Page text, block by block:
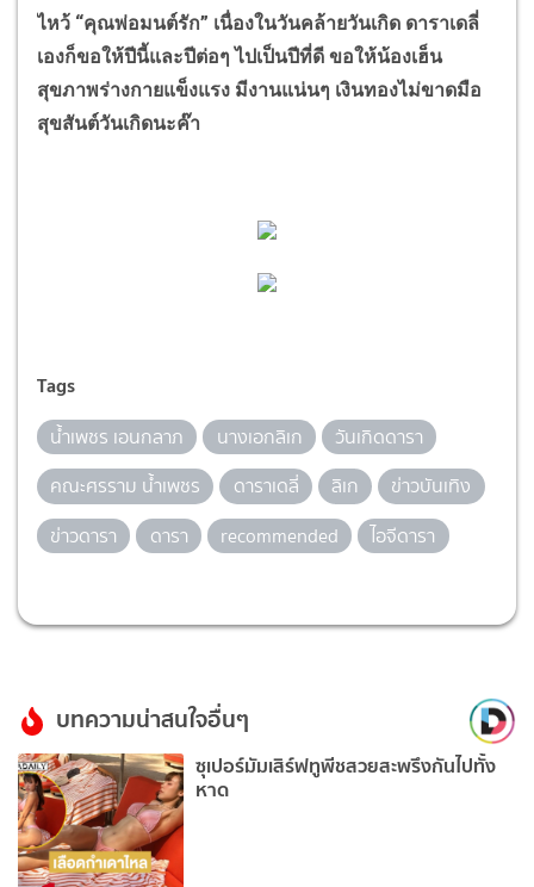
ไหว้ “คุณพ่อมนต์รัก” เนื่องในวันคล้ายวันเกิด ดาราเดลี่
เองก็ขอให้ปีนี้และปีต่อๆ ไปเป็นปีที่ดี ขอให้น้องเฮ็น
สุขภาพร่างกายแข็งแรง มีงานแน่นๆ เงินทองไม่ขาดมือ
สุขสันต์วันเกิดนะค๊า
Tags
น้ำเพชร เอนกลาภ นางเอกลิเก
วันเกิดดารา
คณะศรราม น้ำเพชร
ดาราเดลี่ ลิเก
ข่าวบันเทิง
ข่าวดารา
ดารา recommended ไอจีดารา
บทความน่าสนใจอื่นๆ
ซุเปอร์มัมเสิร์ฟทูพีชสวยสะพรึงกันไปทั้ง
หาด